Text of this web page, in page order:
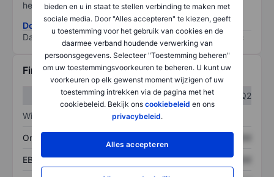
bieden en u in staat te stellen verbinding te maken met
sociale media. Door "Alles accepteren" te kiezen, geeft
u toestemming voor het gebruik van cookies en de
daarmee verband houdende verwerking van
persoonsgegevens. Selecteer "Toestemming beheren"
om uw toestemmingsvoorkeuren te beheren. U kunt uw
voorkeuren op elk gewenst moment wijzigen of uw
toestemming intrekken via de pagina met het
cookiebeleid. Bekijk ons cookiebeleid en ons
privacybeleid.
Alles accepteren
het grootste risico).
Download de ESG-risicomethodologie
Data provided by
/
Financiële gegevens
Q1
Q2
Winst/verlies
Omzet
EBITDA XXXXXXX XXXXXXX